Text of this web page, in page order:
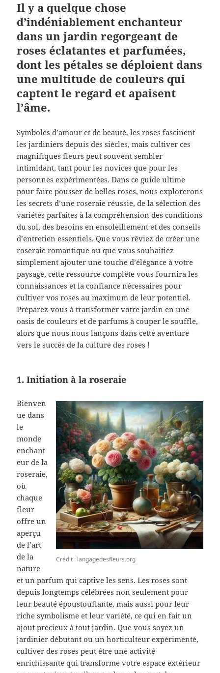
Il y a quelque chose
d’indéniablement enchanteur
dans un jardin regorgeant de
roses éclatantes et parfumées,
dont les pétales se déploient dans
une multitude de couleurs qui
captent le regard et apaisent
l’âme.
Symboles d’amour et de beauté, les roses fascinent
les jardiniers depuis des siècles, mais cultiver ces
magnifiques fleurs peut souvent sembler
intimidant, tant pour les novices que pour les
personnes expérimentées. Dans ce guide ultime
pour faire pousser de belles roses, nous explorerons
les secrets d’une roseraie réussie, de la sélection des
variétés parfaites à la compréhension des conditions
du sol, des besoins en ensoleillement et des conseils
d’entretien essentiels. Que vous rêviez de créer une
roseraie romantique ou que vous souhaitiez
simplement ajouter une touche d’élégance à votre
paysage, cette ressource complète vous fournira les
connaissances et la confiance nécessaires pour
cultiver vos roses au maximum de leur potentiel.
Préparez-vous à transformer votre jardin en une
oasis de couleurs et de parfums à couper le souffle,
alors que nous nous lançons dans cette aventure
vers le succès de la culture des roses !
1. Initiation à la roseraie
Crédit : langagedesfleurs.org
Bienven
ue dans
le
monde
enchant
eur de la
roseraie,
où
chaque
fleur
offre un
aperçu
de l’art
de la
nature
et un parfum qui captive les sens. Les roses sont
depuis longtemps célébrées non seulement pour
leur beauté époustouflante, mais aussi pour leur
riche symbolisme et leur variété, ce qui en fait un
ajout précieux à tout jardin. Que vous soyez un
jardinier débutant ou un horticulteur expérimenté,
cultiver des roses peut être une activité
enrichissante qui transforme votre espace extérieur